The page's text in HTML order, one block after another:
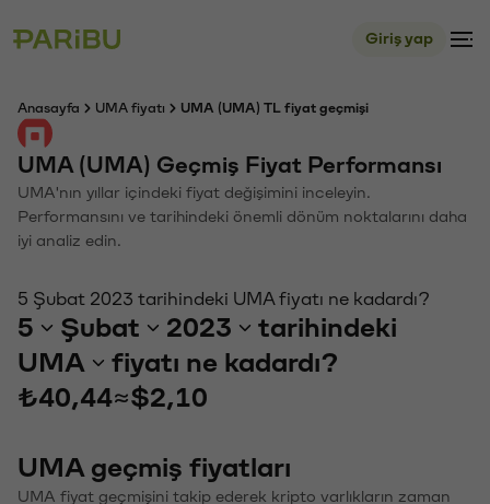
Giriş yap
Anasayfa UMA fiyatı UMA (UMA) TL fiyat geçmişi
UMA (UMA) Geçmiş Fiyat Performansı
UMA'nın yıllar içindeki fiyat değişimini inceleyin.
Performansını ve tarihindeki önemli dönüm noktalarını daha
iyi analiz edin.
5 Şubat 2023 tarihindeki UMA fiyatı ne kadardı?
5 Şubat 2023
tarihindeki
UMA
fiyatı ne kadardı?
₺40,44≈$2,10
UMA geçmiş fiyatları
UMA fiyat geçmişini takip ederek kripto varlıkların zaman